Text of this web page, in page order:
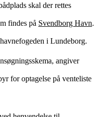
skal der rettes
findes på Svendborg Havn.
i Lundeborg.
angiver
for optagelse på venteliste